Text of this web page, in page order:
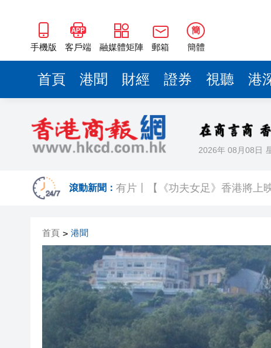
手機版 客戶端 融媒體矩陣 郵箱
簡
簡體
首頁 港聞 財經 證券 視聽 港
2026年 08月08日
滾動新聞： 有片丨【《功夫女足》香港將上
「滬港澳台青少年體育舞蹈交流
風雨過後八桂安好｜桂港直航加
相約深圳，見證奇
首頁 > 港聞